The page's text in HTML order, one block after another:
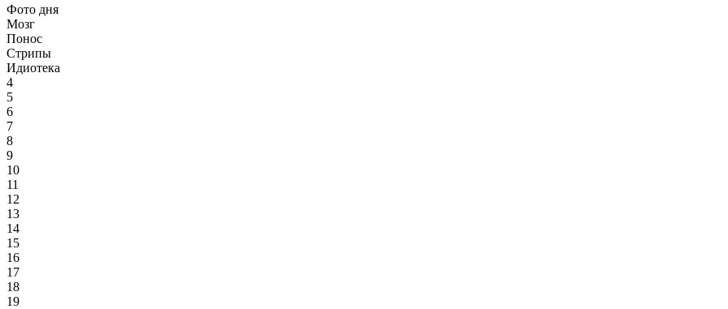
Фото дня
Мозг
Понос
Стрипы
Идиотека
4
5
6
7
8
9
10
11
12
13
14
15
16
17
18
19